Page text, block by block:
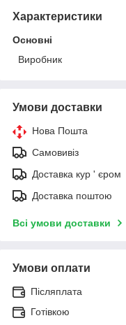
Характеристики
Основні
Виробник
Умови доставки
Нова Пошта
Самовивіз
Доставка кур ' єром
Доставка поштою
Всі умови доставки
Умови оплати
Післяплата
Готівкою